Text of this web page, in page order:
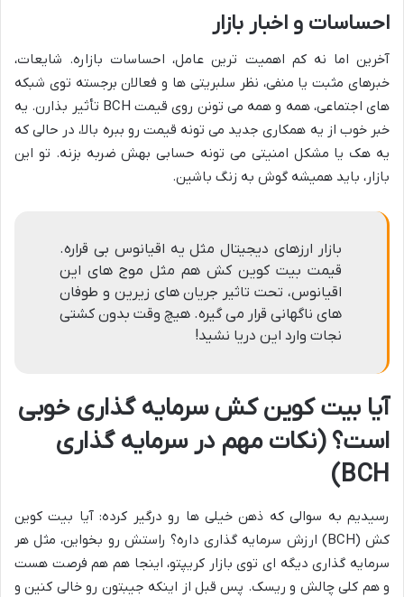
احساسات و اخبار بازار
آخرین اما نه کم اهمیت ترین عامل، احساسات بازاره. شایعات،
خبرهای مثبت یا منفی، نظر سلبریتی ها و فعالان برجسته توی شبکه
های اجتماعی، همه و همه می تونن روی قیمت BCH تأثیر بذارن. یه
خبر خوب از یه همکاری جدید می تونه قیمت رو ببره بالا، در حالی که
یه هک یا مشکل امنیتی می تونه حسابی بهش ضربه بزنه. تو این
بازار، باید همیشه گوش به زنگ باشین.
بازار ارزهای دیجیتال مثل یه اقیانوس بی قراره.
قیمت بیت کوین کش هم مثل موج های این
اقیانوس، تحت تاثیر جریان های زیرین و طوفان
های ناگهانی قرار می گیره. هیچ وقت بدون کشتی
نجات وارد این دریا نشید!
آیا بیت کوین کش سرمایه گذاری خوبی
است؟ (نکات مهم در سرمایه گذاری
BCH)
رسیدیم به سوالی که ذهن خیلی ها رو درگیر کرده: آیا بیت کوین
کش (BCH) ارزش سرمایه گذاری داره؟ راستش رو بخواین، مثل هر
سرمایه گذاری دیگه ای توی بازار کریپتو، اینجا هم هم فرصت هست
و هم کلی چالش و ریسک. پس قبل از اینکه جیبتون رو خالی کنین و